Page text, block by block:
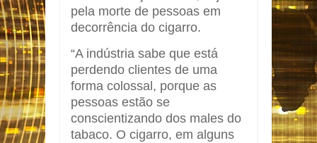
pela morte de pessoas em
decorrência do cigarro.
“A indústria sabe que está
perdendo clientes de uma
forma colossal, porque as
pessoas estão se
conscientizando dos males do
tabaco. O cigarro, em alguns